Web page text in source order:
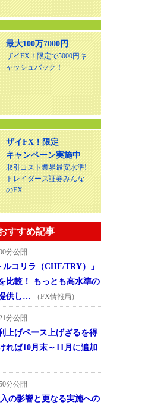
最大100万7000円
ザイFX！限定で5000円キ
ャッシュバック！
ザイFX！限定
キャンペーン実施中
取引コスト業界最安水準!
トレイダーズ証券みんな
のFX
すすめ記事
分公開
コリラ（CHF/TRY）」
比較！ もっとも高水準の
供し…
（FX情報局）
分公開
上げペース上げざるを得
れば10月末～11月に追加
分公開
の影響と更なる実施への